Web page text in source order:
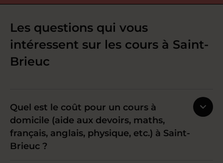
Les questions qui vous
intéressent sur les cours à Saint-
Brieuc
Quel est le coût pour un cours à
domicile (aide aux devoirs, maths,
français, anglais, physique, etc.) à Saint-
Brieuc ?